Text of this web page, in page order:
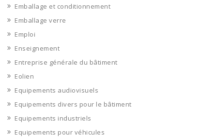
Emballage et conditionnement
Emballage verre
Emploi
Enseignement
Entreprise générale du bâtiment
Eolien
Equipements audiovisuels
Equipements divers pour le bâtiment
Equipements industriels
Equipements pour véhicules